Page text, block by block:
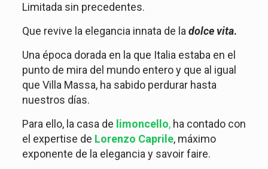
Limitada sin precedentes.
Que revive la elegancia innata de ladolce vita.
Una época dorada en la que Italia estaba en el
punto de mira del mundo entero y que al igual
que Villa Massa, ha sabido perdurar hasta
nuestros días.
Para ello, la casa de limoncello,ha contado con
el expertise de Lorenzo Caprile, máximo
exponente de la elegancia y savoir faire.